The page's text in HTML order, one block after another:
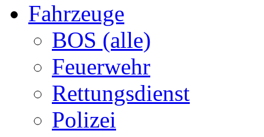
Fahrzeuge
BOS (alle)
Feuerwehr
Rettungsdienst
Polizei